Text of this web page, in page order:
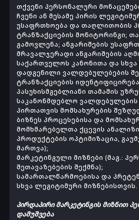
თქვენი პერსონალური
ჩვენი ან მესამე პირის
უსაფრთხოება და თაღლითობის
ტრანზაქციების მონიტორინგი;
გამოვლენა; ანგარიშების
მრავალჯერადი ანგარიშების
საქართველოს კანონითა და
დადგენილი ვალდებულებების
ტრანზაქციების
პასუხისმგებლიანი თამაშის
საკანონმდებლო
პირთათვის მომსახურების
ბიზნეს პროცესებისა და
მომხმარებელთა ქცევის
პროდუქტების ოპტიმიზაცია,
მართვა);
მარკეტინგული მიზნები (მაგ.:
შეთავაზებების შექმნა);
სამართალწარმოებისა და
სხვა ლეგიტიმური მიზნებისთვის.
პირდაპირი მარკეტინგის მიზნით
დამუშვება